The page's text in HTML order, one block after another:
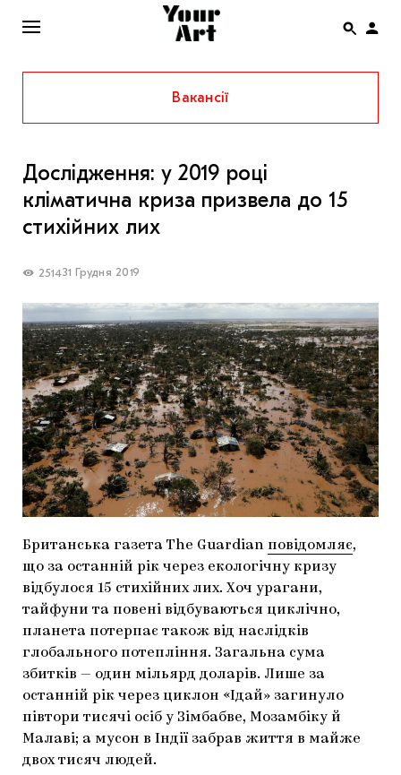
ENG
НОВИНИ
ІНТЕРВ’Ю
СПЕЦПРОЄКТИ
THE UKRAINIAN PAVILION AT VENICE BIENNALE
2022
МАРІУПОЛЬСЬКІ МАРГІНАЛІЇ
ДОСЛІДНИЦЬКА ПЛАТФОРМА
ЗАПАЛЕННЯ
Вакансії
Дослідження: у 2019 році
кліматична криза призвела до 15
стихійних лих
251431 Грудня 2019
Британська газета The Guardian повідомляє,
що за останній рік через екологічну кризу
відбулося 15 стихійних лих. Хоч урагани,
тайфуни та повені відбуваються циклічно,
планета потерпає також від наслідків
глобального потепління. Загальна сума
збитків — один мільярд доларів. Лише за
останній рік через циклон «Ідай» загинуло
півтори тисячі осіб у Зімбабве, Мозамбіку й
Малаві; а мусон в Індії забрав життя в майже
двох тисяч людей.